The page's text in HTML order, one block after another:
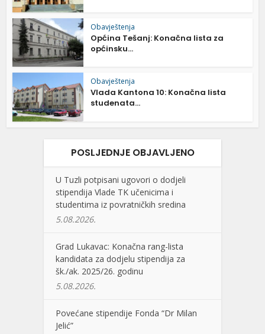
Obavještenja
Općina Tešanj: Konačna lista za
općinsku...
Obavještenja
Vlada Kantona 10: Konačna lista
studenata...
POSLJEDNJE OBJAVLJENO
U Tuzli potpisani ugovori o dodjeli
stipendija Vlade TK učenicima i
studentima iz povratničkih sredina
5.08.2026.
Grad Lukavac: Konačna rang-lista
kandidata za dodjelu stipendija za
šk./ak. 2025/26. godinu
5.08.2026.
Povećane stipendije Fonda “Dr Milan
Jelić”